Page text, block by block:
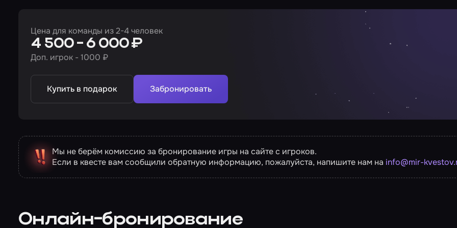
Цена для команды из 2-4 человек
4 500 - 6 000 ₽
Доп. игрок - 1000 ₽
Купить в подарок Забронировать
Мы не берём комиссию за бронирование игры на сайте с игроков.
Если в квесте вам сообщили обратную информацию, пожалуйста, напишите нам на info@mir-
Онлайн-бронирование